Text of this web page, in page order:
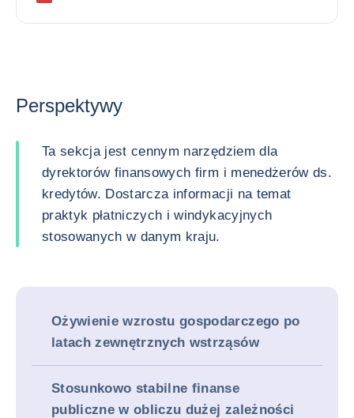
Perspektywy
Ta sekcja jest cennym narzędziem dla
dyrektorów finansowych firm i menedżerów ds.
kredytów. Dostarcza informacji na temat
praktyk płatniczych i windykacyjnych
stosowanych w danym kraju.
Ożywienie wzrostu gospodarczego po
latach zewnętrznych wstrząsów
Stosunkowo stabilne finanse
publiczne w obliczu dużej zależności